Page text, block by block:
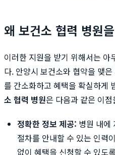
왜 보건소 협력 병원
이러한 지원을 받기 위해서는 아
다. 안양시 보건소와 협약을 맺
를 간소화하고 혜택을 확실하게
소 협력 병원은 다음과 같은 이
정확한 정보 제공: 병원 내에
절차를 안내할 수 있는 인력
없이 혜택을 신청할 수 있도